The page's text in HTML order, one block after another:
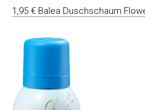
1,95 € Balea Duschschaum